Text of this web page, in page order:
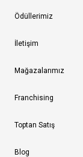
Ödüllerimiz
İletişim
Mağazalarımız
Franchising
Toptan Satış
Blog